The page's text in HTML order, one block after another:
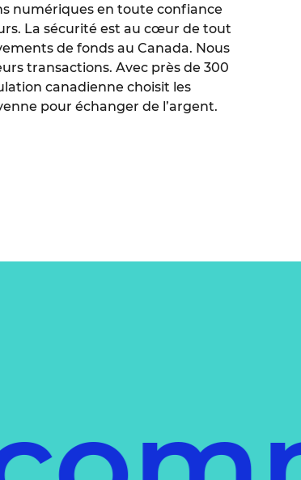
numériques en toute confiance
La sécurité est au cœur de tout
de fonds au Canada. Nous
transactions. Avec près de 300
canadienne choisit les
pour échanger de l’argent.